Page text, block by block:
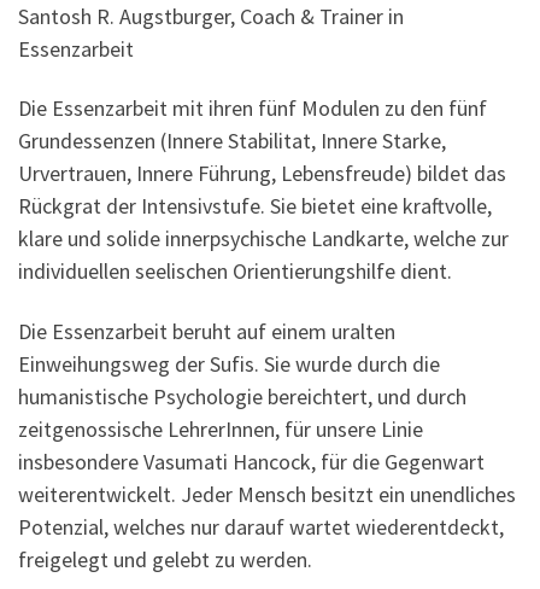
Santosh R. Augstburger, Coach & Trainer in
Essenzarbeit
Die Essenzarbeit mit ihren fünf Modulen zu den fünf
Grundessenzen (Innere Stabilitat, Innere Starke,
Urvertrauen, Innere Führung, Lebensfreude) bildet das
Rückgrat der Intensivstufe. Sie bietet eine kraftvolle,
klare und solide innerpsychische Landkarte, welche zur
individuellen seelischen Orientierungshilfe dient.
Die Essenzarbeit beruht auf einem uralten
Einweihungsweg der Sufis. Sie wurde durch die
humanistische Psychologie bereichtert, und durch
zeitgenossische LehrerInnen, für unsere Linie
insbesondere Vasumati Hancock, für die Gegenwart
weiterentwickelt. Jeder Mensch besitzt ein unendliches
Potenzial, welches nur darauf wartet wiederentdeckt,
freigelegt und gelebt zu werden.